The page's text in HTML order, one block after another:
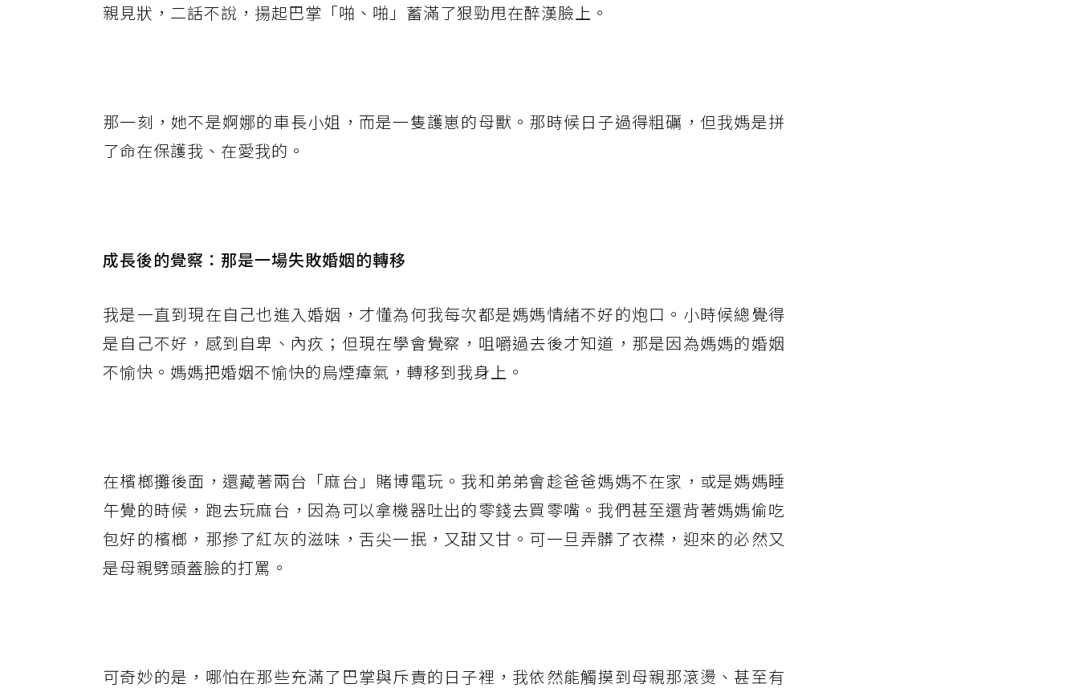
親見狀，二話不說，揚起巴掌「啪、啪」蓄滿了狠勁甩在醉漢臉上。
那一刻，她不是婀娜的車長小姐，而是一隻護崽的母獸。那時候日子過得粗礪，但我媽是拼
了命在保護我、在愛我的。
成長後的覺察：那是一場失敗婚姻的轉移
我是一直到現在自己也進入婚姻，才懂為何我每次都是媽媽情緒不好的炮口。小時候總覺得
是自己不好，感到自卑、內疚；但現在學會覺察，咀嚼過去後才知道，那是因為媽媽的婚姻
不愉快。媽媽把婚姻不愉快的烏煙瘴氣，轉移到我身上。
在檳榔攤後面，還藏著兩台「麻台」賭博電玩。我和弟弟會趁爸爸媽媽不在家，或是媽媽睡
午覺的時候，跑去玩麻台，因為可以拿機器吐出的零錢去買零嘴。我們甚至還背著媽媽偷吃
包好的檳榔，那摻了紅灰的滋味，舌尖一抿，又甜又甘。可一旦弄髒了衣襟，迎來的必然又
是母親劈頭蓋臉的打罵。
可奇妙的是，哪怕在那些充滿了巴掌與斥責的日子裡，我依然能觸摸到母親那滾燙、甚至有